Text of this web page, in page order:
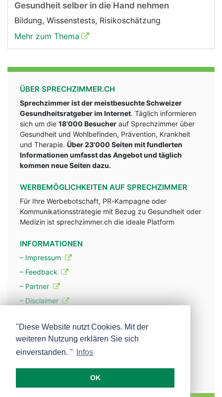
Gesundheit selber in die Hand nehmen
Bildung, Wissenstests, Risikoschätzung
Mehr zum Thema
ÜBER SPRECHZIMMER.CH
Sprechzimmer ist der meistbesuchte Schweizer
Gesundheitsratgeber im Internet. Täglich informieren
sich um die 18'000 Besucher auf Sprechzimmer über
Gesundheit und Wohlbefinden, Prävention, Krankheit
und Therapie. Über 23'000 Seiten mit fundlerten
Informationen umfasst das Angebot und täglich
kommen neue Seiten dazu.
WERBEMÖGLICHKEITEN AUF SPRECHZIMMER
Für Ihre Werbebotschaft, PR-Kampagne oder
Kommunikationsstrategie mit Bezug zu Gesundheit oder
Medizin ist sprechzimmer.ch die ideale Platform
INFORMATIONEN
– Impressum
– Feedback
– Partner
– Disclaimer
– Werbung
– Mehr über unsere Experten
"Diese Website nutzt Cookies. Mit der
weiteren Nutzung erklären Sie sich
einverstanden. "
Infos
OK